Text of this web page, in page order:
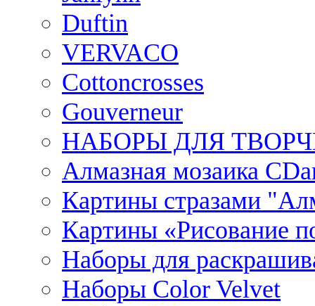
Duftin
VERVACO
Cottoncrosses
Gouverneur
НАБОРЫ ДЛЯ
Алмазная мозаика
Картины стразами
Картины «Рисование
Наборы для
Наборы Сolor Velvet